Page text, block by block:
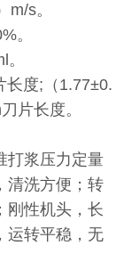
s。
。
长度;（1.77±0.
片长度。
打浆压力定量
清洗方便；转
刚性机头，长
运转平稳，无